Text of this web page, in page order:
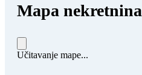
Mapa nekretnina
Učitavanje mape...